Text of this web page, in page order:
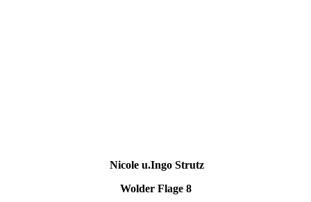
Nicole u.Ingo Strutz
Wolder Flage 8